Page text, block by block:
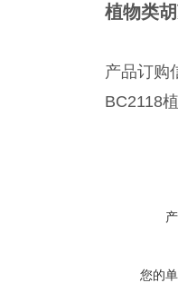
植物类
产品订购
BC2118
您的